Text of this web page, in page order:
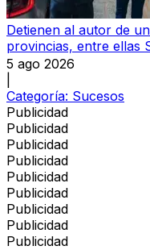
Detienen al autor de
provincias, entre ellas
5 ago 2026
Categoría: Sucesos
Publicidad
Publicidad
Publicidad
Publicidad
Publicidad
Publicidad
Publicidad
Publicidad
Publicidad